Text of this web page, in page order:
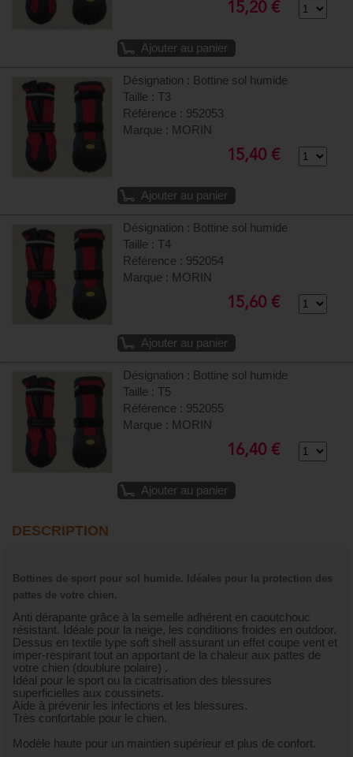
15,20 €
Ajouter au panier
Désignation : Bottine sol humide
Taille : T3
Référence : 952053
Marque : MORIN
15,40 €
Ajouter au panier
Désignation : Bottine sol humide
Taille : T4
Référence : 952054
Marque : MORIN
15,60 €
Ajouter au panier
Désignation : Bottine sol humide
Taille : T5
Référence : 952055
Marque : MORIN
16,40 €
Ajouter au panier
DESCRIPTION
Bottines de sport pour sol humide. Idéales pour la protection des
pattes de votre chien.
Anti dérapante grâce à la semelle adhérent en caoutchouc
résistant. Idéale pour la neige, les conditions froides en outdoor.
Dessus en textile type soft shell assurant un effet coupe vent et
imper-respirant tout an apportant de la chaleur aux pattes de
votre chien (doublure polaire) .
Idéal pour le sport ou la cicatrisation des blessures
superficielles aux coussinets.
Aide à prévenir les infections et les blessures.
Très confortable pour le chien.
Modèle haute pour un maintien supérieur et plus de confort.